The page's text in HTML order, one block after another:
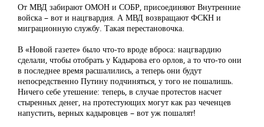
От МВД забирают ОМОН и СОБР, присоединяют Внутренние
войска – вот и нацгвардия. А МВД возвращают ФСКН и
миграционную службу. Такая перестановочка.
В «Новой газете» было что-то вроде вброса: нацгвардию
сделали, чтобы отобрать у Кадырова его орлов, а то что-то они
в последнее время расшалились, а теперь они будут
непосредственно Путину подчиняться, у того не пошалишь.
Ничего себе утешение: теперь, в случае протестов насчет
стыренных денег, на протестующих могут как раз чеченцев
напустить, верных кадыровцев – вот уж пошалят!